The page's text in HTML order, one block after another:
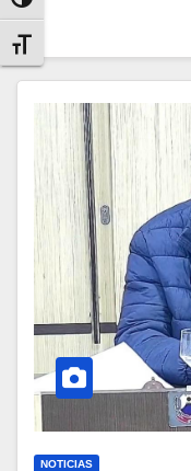
Alternar tamanho da fonte
NOTICIAS